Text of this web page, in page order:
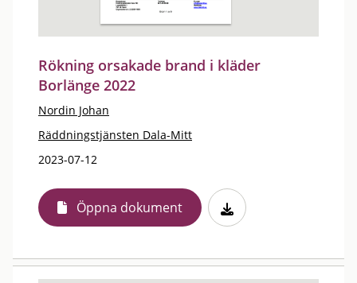
Rökning orsakade brand i kläder
Borlänge 2022
Nordin Johan
Räddningstjänsten Dala-Mitt
2023-07-12
Öppna dokument